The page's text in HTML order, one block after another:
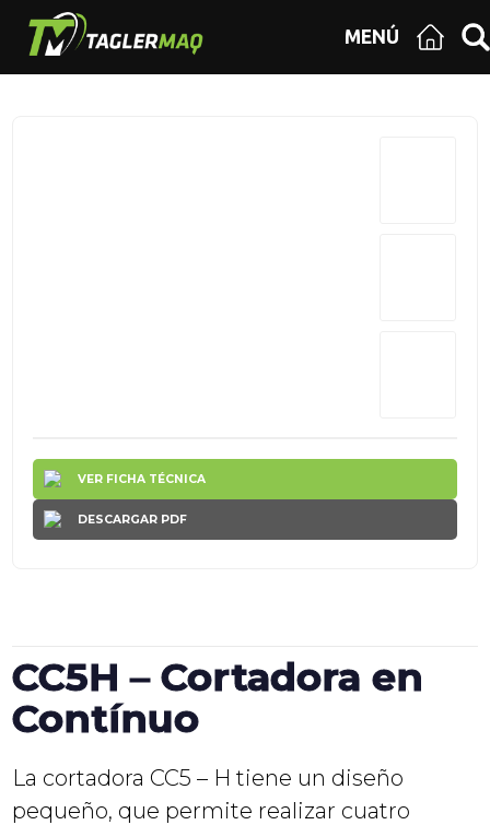
MENÚ
VER FICHA TÉCNICA
DESCARGAR PDF
CC5H – Cortadora en
Contínuo
La cortadora CC5 – H tiene un diseño
pequeño, que permite realizar cuatro